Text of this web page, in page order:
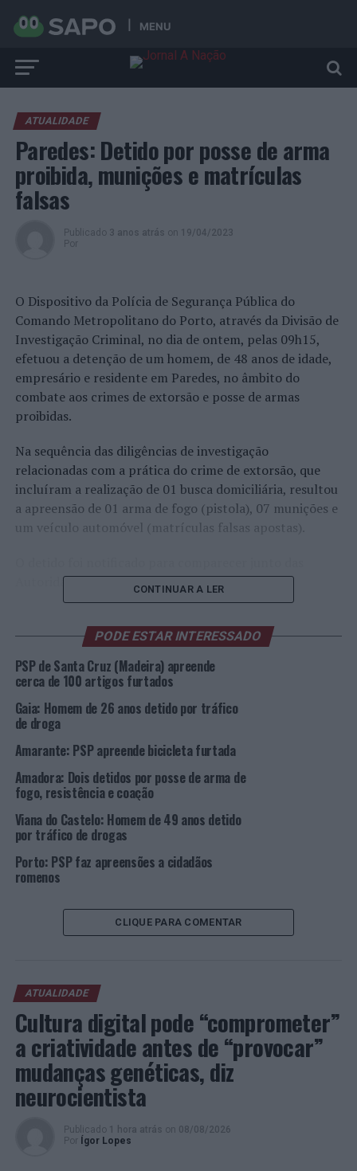
MENU
ATUALIDADE
Paredes: Detido por posse de arma
proibida, munições e matrículas
falsas
Publicado 3 anos atrás on 19/04/2023
Por
O Dispositivo da Polícia de Segurança Pública do
Comando Metropolitano do Porto, através da Divisão de
Investigação Criminal, no dia de ontem, pelas 09h15,
efetuou a detenção de um homem, de 48 anos de idade,
empresário e residente em Paredes, no âmbito do
combate aos crimes de extorsão e posse de armas
proibidas.
Na sequência das diligências de investigação
relacionadas com a prática do crime de extorsão, que
incluíram a realização de 01 busca domiciliária, resultou
a apreensão de 01 arma de fogo (pistola), 07 munições e
um veículo automóvel (matrículas falsas apostas).
Autoridades Judiciárias.
TÓPICOS RELACIONADOS: CRIMINALIDADE
PAREDES
PSP
PRÓXIMO
Maia: Detido por injúrias e ameaças sobre polícias
NÃO PERCA
Porto, Matosinhos e Gaia: Quatro novas detenções por
posse e tráfico de droga
CONTINUAR A LER
PODE ESTAR INTERESSADO
PSP de Santa Cruz (Madeira) apreende
cerca de 100 artigos furtados
Gaia: Homem de 26 anos detido por tráfico
de droga
Amarante: PSP apreende bicicleta furtada
Amadora: Dois detidos por posse de arma de
fogo, resistência e coação
Viana do Castelo: Homem de 49 anos detido
por tráfico de drogas
Porto: PSP faz apreensões a cidadãos
romenos
CLIQUE PARA COMENTAR
ATUALIDADE
Cultura digital pode “comprometer”
a criatividade antes de “provocar”
mudanças genéticas, diz
neurocientista
Publicado 1 hora atrás on 08/08/2026
Por
Ígor Lopes